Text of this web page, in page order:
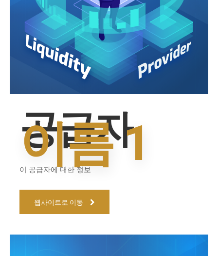
공급자
이름 1
이 공급자에 대한 정보
웹사이트로 이동